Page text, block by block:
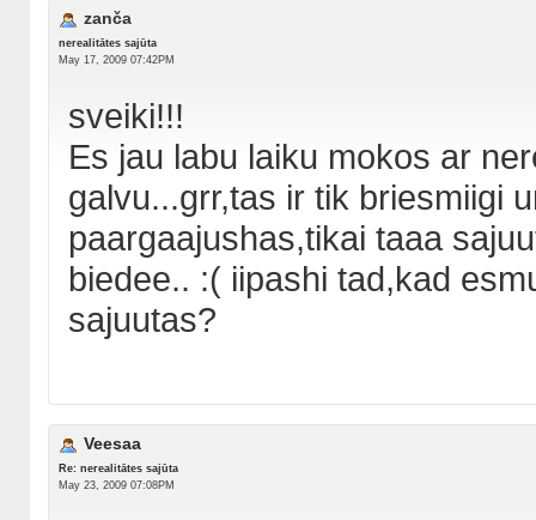
zanča
nerealitātes sajūta
May 17, 2009 07:42PM
sveiki!!!
Es jau labu laiku mokos ar
galvu...grr,tas ir tik briesmiigi
paargaajushas,tikai taaa
biedee.. :( iipashi tad,kad
sajuutas?
Veesaa
Re: nerealitātes sajūta
May 23, 2009 07:08PM